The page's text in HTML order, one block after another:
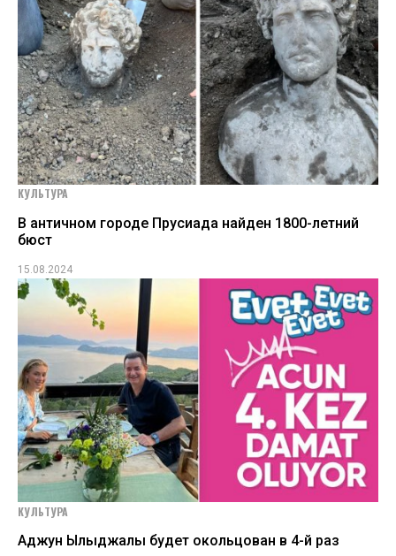
КУЛЬТУРА
В античном городе Прусиада найден 1800-летний
бюст
15.08.2024
КУЛЬТУРА
Аджун Ылыджалы будет окольцован в 4-й раз